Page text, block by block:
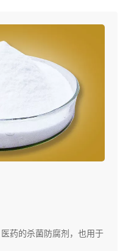
药的杀菌防腐剂，也用于